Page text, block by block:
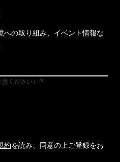
の取り組み、イベント情報な
ください）
約を読み、同意の上ご登録をお